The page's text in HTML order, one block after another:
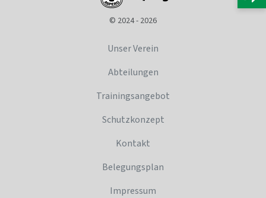
© 2024 - 2026
Unser Verein
Abteilungen
Trainingsangebot
Schutzkonzept
Kontakt
Belegungsplan
Impressum